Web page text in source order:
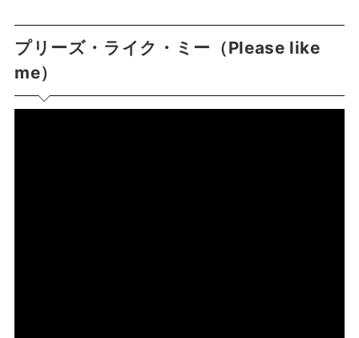
プリーズ・ライク・ミー（Please like
me）